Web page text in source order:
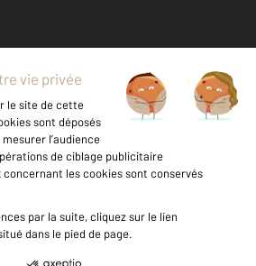
& CGU et Barèmes d'honoraires
personnelles
des cookies
autour de RODEZ (12000)